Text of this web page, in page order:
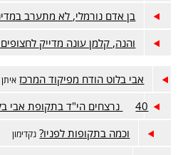
בן אדם נורמלי, לא מתערב
והנה, קלמן עונה מדייק
אבי בלוט הודח מפיקוד המרכז איתן
40 נרצחים הי"ד בתקופת אבי בלוט
וכמה בתקופות לפניו? נקדימון